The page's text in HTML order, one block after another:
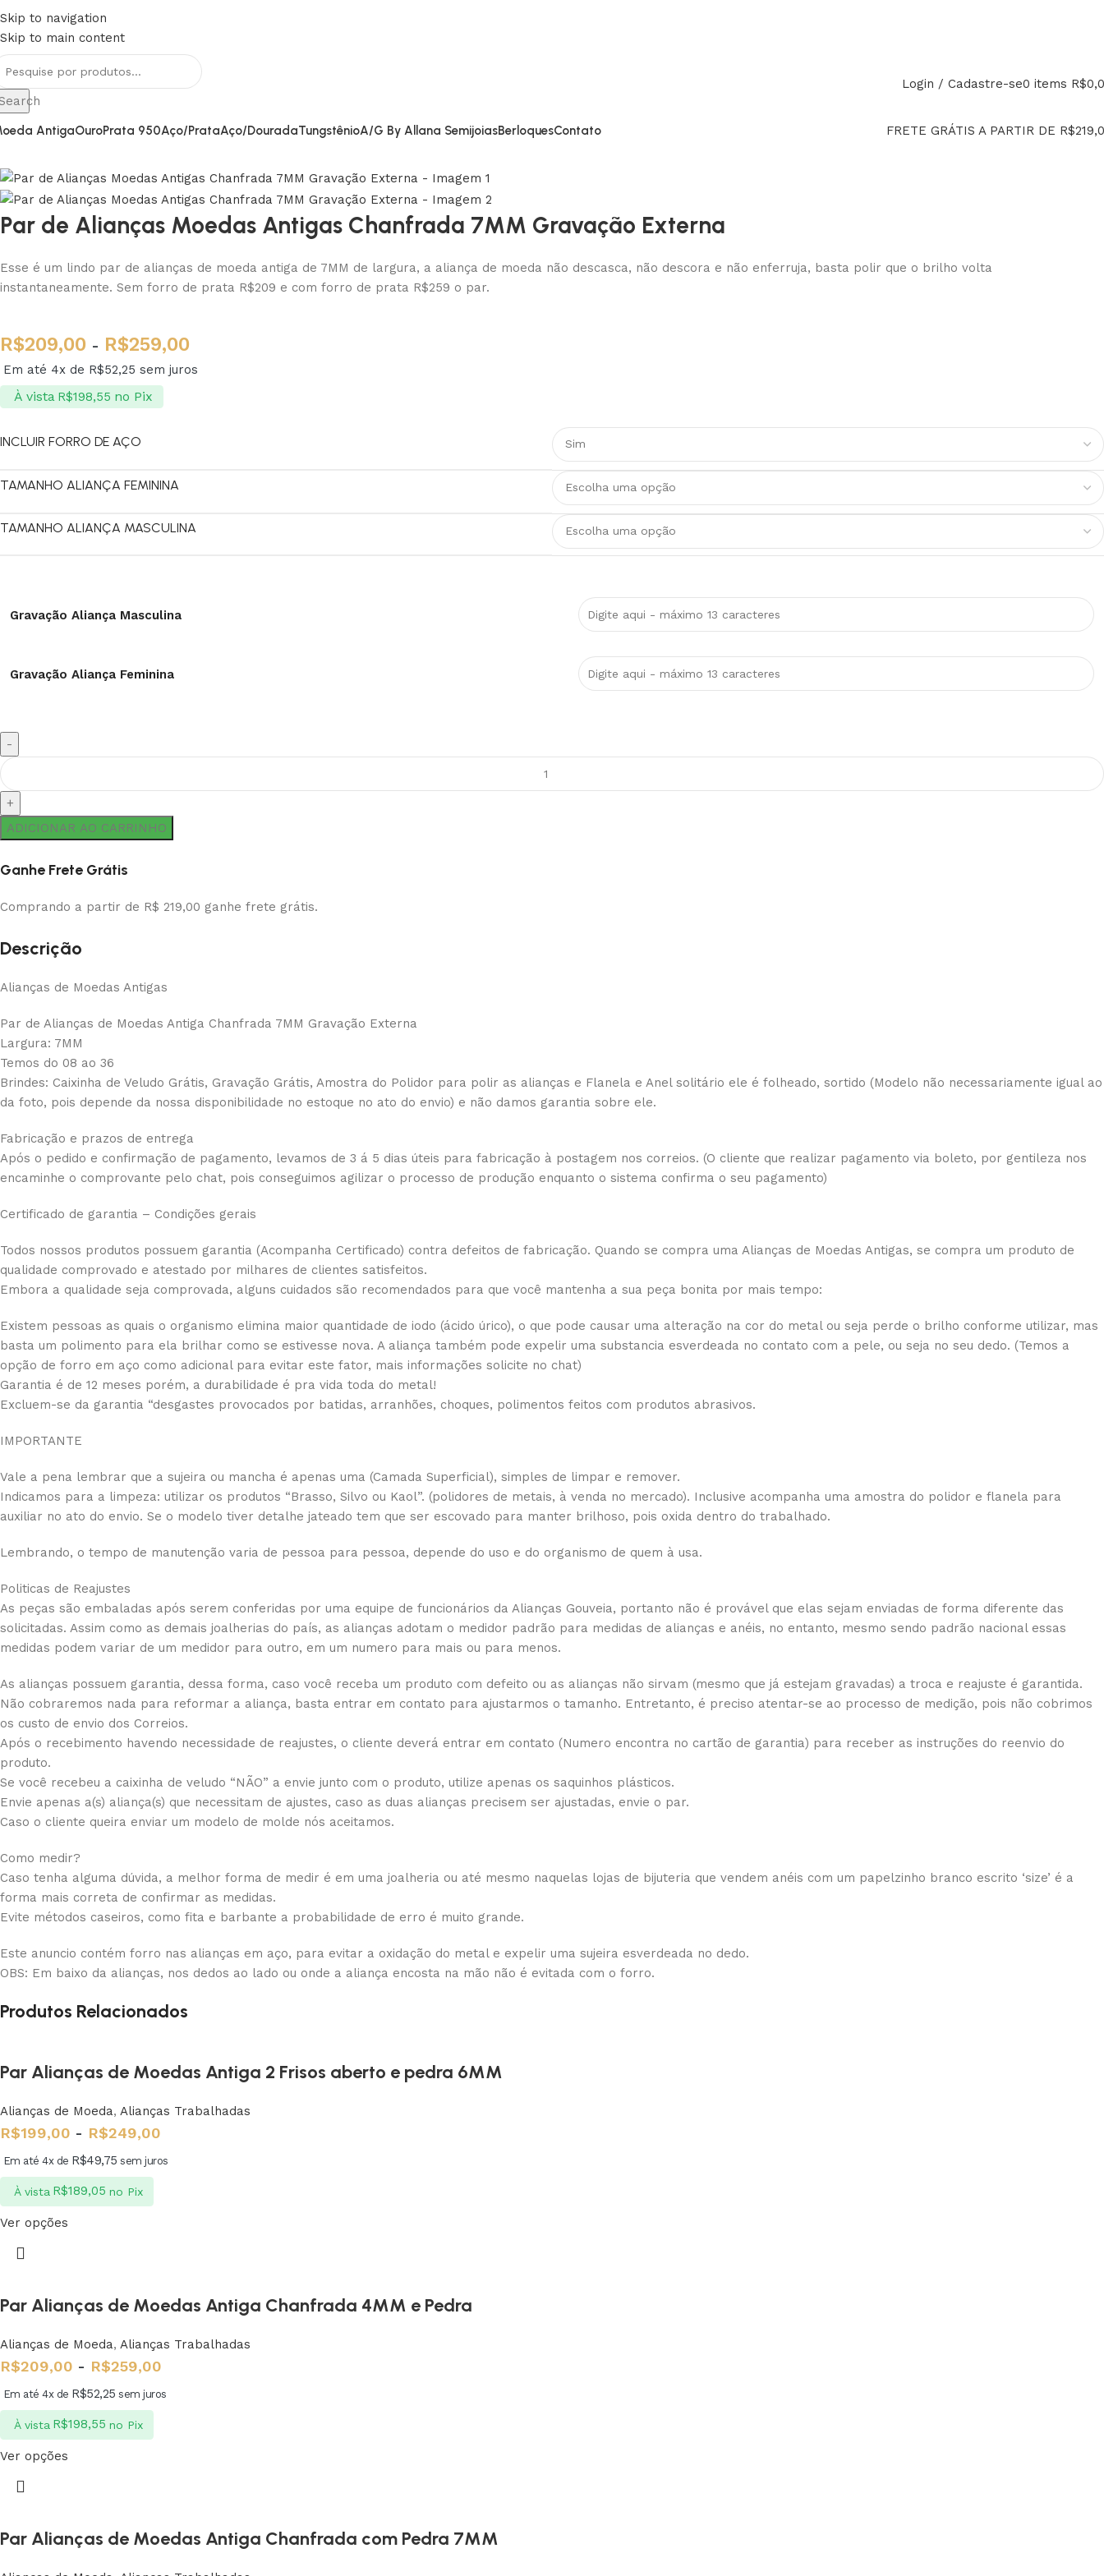
Skip to navigation
Skip to main content
GRÁTIS PARA TODO BRASIL
Login / Cadastre-se0 items R$
AntigaOuroPrata 950Aço/PrataAço/DouradaTungstênioA/G By Allana SemijoiasBerloquesContato FRETE GRÁTIS A PARTIR DE
Par de Alianças Moedas Antigas Chanfrada 7MM Gravação Externa
Esse é um lindo par de alianças de moeda antiga de 7MM de largura, a aliança de moeda não descasca, não descora e não enferruja, basta polir que o brilho volta
instantaneamente. Sem forro de prata R$209 e com forro de prata R$259 o par.
R$209,00 - R$259,00
Em até 4x de R$52,25 sem juros
À vista R$198,55 no Pix
INCLUIR FORRO DE AÇO
TAMANHO ALIANÇA FEMININA
TAMANHO ALIANÇA MASCULINA
Gravação Aliança Masculina
Gravação Aliança Feminina
ADICIONAR AO CARRINHO
Ganhe Frete Grátis
Comprando a partir de R$ 219,00 ganhe frete grátis.
Descrição
Alianças de Moedas Antigas
Par de Alianças de Moedas Antiga Chanfrada 7MM Gravação Externa
Largura: 7MM
Temos do 08 ao 36
Brindes: Caixinha de Veludo Grátis, Gravação Grátis, Amostra do Polidor para polir as alianças e Flanela e Anel solitário ele é folheado, sortido (Modelo não necessariamente igual ao
da foto, pois depende da nossa disponibilidade no estoque no ato do envio) e não damos garantia sobre ele.
Fabricação e prazos de entrega
Após o pedido e confirmação de pagamento, levamos de 3 á 5 dias úteis para fabricação à postagem nos correios. (O cliente que realizar pagamento via boleto, por gentileza nos
encaminhe o comprovante pelo chat, pois conseguimos agilizar o processo de produção enquanto o sistema confirma o seu pagamento)
Certificado de garantia – Condições gerais
Todos nossos produtos possuem garantia (Acompanha Certificado) contra defeitos de fabricação. Quando se compra uma Alianças de Moedas Antigas, se compra um produto de
qualidade comprovado e atestado por milhares de clientes satisfeitos.
Embora a qualidade seja comprovada, alguns cuidados são recomendados para que você mantenha a sua peça bonita por mais tempo:
Existem pessoas as quais o organismo elimina maior quantidade de iodo (ácido úrico), o que pode causar uma alteração na cor do metal ou seja perde o brilho conforme utilizar, mas
basta um polimento para ela brilhar como se estivesse nova. A aliança também pode expelir uma substancia esverdeada no contato com a pele, ou seja no seu dedo. (Temos a
opção de forro em aço como adicional para evitar este fator, mais informações solicite no chat)
Garantia é de 12 meses porém, a durabilidade é pra vida toda do metal!
Excluem-se da garantia “desgastes provocados por batidas, arranhões, choques, polimentos feitos com produtos abrasivos.
IMPORTANTE
Vale a pena lembrar que a sujeira ou mancha é apenas uma (Camada Superficial), simples de limpar e remover.
Indicamos para a limpeza: utilizar os produtos “Brasso, Silvo ou Kaol”. (polidores de metais, à venda no mercado). Inclusive acompanha uma amostra do polidor e flanela para
auxiliar no ato do envio. Se o modelo tiver detalhe jateado tem que ser escovado para manter brilhoso, pois oxida dentro do trabalhado.
Lembrando, o tempo de manutenção varia de pessoa para pessoa, depende do uso e do organismo de quem à usa.
Politicas de Reajustes
As peças são embaladas após serem conferidas por uma equipe de funcionários da Alianças Gouveia, portanto não é provável que elas sejam enviadas de forma diferente das
solicitadas. Assim como as demais joalherias do país, as alianças adotam o medidor padrão para medidas de alianças e anéis, no entanto, mesmo sendo padrão nacional essas
medidas podem variar de um medidor para outro, em um numero para mais ou para menos.
As alianças possuem garantia, dessa forma, caso você receba um produto com defeito ou as alianças não sirvam (mesmo que já estejam gravadas) a troca e reajuste é garantida.
Não cobraremos nada para reformar a aliança, basta entrar em contato para ajustarmos o tamanho. Entretanto, é preciso atentar-se ao processo de medição, pois não cobrimos
os custo de envio dos Correios.
Após o recebimento havendo necessidade de reajustes, o cliente deverá entrar em contato (Numero encontra no cartão de garantia) para receber as instruções do reenvio do
produto.
Se você recebeu a caixinha de veludo “NÃO” a envie junto com o produto, utilize apenas os saquinhos plásticos.
Envie apenas a(s) aliança(s) que necessitam de ajustes, caso as duas alianças precisem ser ajustadas, envie o par.
Caso o cliente queira enviar um modelo de molde nós aceitamos.
Como medir?
Caso tenha alguma dúvida, a melhor forma de medir é em uma joalheria ou até mesmo naquelas lojas de bijuteria que vendem anéis com um papelzinho branco escrito ‘size’ é a
forma mais correta de confirmar as medidas.
Evite métodos caseiros, como fita e barbante a probabilidade de erro é muito grande.
Este anuncio contém forro nas alianças em aço, para evitar a oxidação do metal e expelir uma sujeira esverdeada no dedo.
OBS: Em baixo da alianças, nos dedos ao lado ou onde a aliança encosta na mão não é evitada com o forro.
Produtos Relacionados
Par Alianças de Moedas Antiga 2 Frisos aberto e pedra 6MM
Alianças de Moeda, Alianças Trabalhadas
R$199,00 - R$249,00
Em até 4x de R$49,75 sem juros
À vista R$189,05 no Pix
Ver opções
Par Alianças de Moedas Antiga Chanfrada 4MM e Pedra
Alianças de Moeda, Alianças Trabalhadas
R$209,00 - R$259,00
Em até 4x de R$52,25 sem juros
À vista R$198,55 no Pix
Ver opções
Par Alianças de Moedas Antiga Chanfrada com Pedra 7MM